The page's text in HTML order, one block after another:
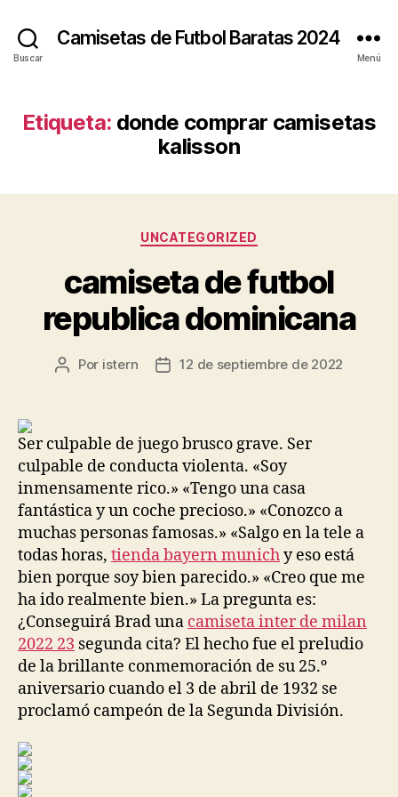
Buscar
Camisetas de Futbol Baratas 2024
Menú
Etiqueta: donde comprar camisetas
kalisson
Categorías
UNCATEGORIZED
camiseta de futbol
republica dominicana
Autor
Por istern
Fecha12 de septiembre de 2022
Ser culpable de juego brusco grave. Ser
culpable de conducta violenta. «Soy
inmensamente rico.» «Tengo una casa
fantástica y un coche precioso.» «Conozco a
muchas personas famosas.» «Salgo en la tele a
todas horas, tienda bayern munichy eso está
bien porque soy bien parecido.» «Creo que me
ha ido realmente bien.» La pregunta es:
¿Conseguirá Brad una camiseta inter de milan
2022 23 segunda cita? El hecho fue el preludio
de la brillante conmemoración de su 25.º
aniversario cuando el 3 de abril de 1932 se
proclamó campeón de la Segunda División.